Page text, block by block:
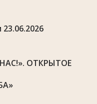
ОТКРЫТОЕ